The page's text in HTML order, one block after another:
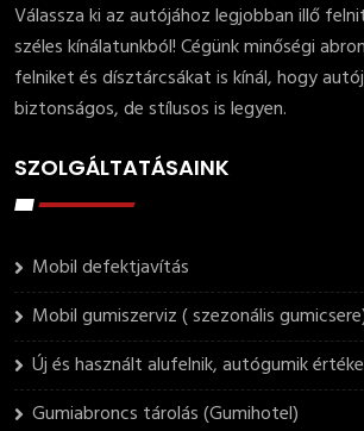
Válassza ki az autójához legjobban illő
széles kínálatunkból! Cégünk minőségi
felniket és dísztárcsákat is kínál, hogy
biztonságos, de stílusos is legyen.
SZOLGÁLTATÁSAINK
Mobil defektjavítás
Mobil gumiszerviz ( szezonális
Új és használt alufelnik, autógumik
Gumiabroncs tárolás (Gumihotel)